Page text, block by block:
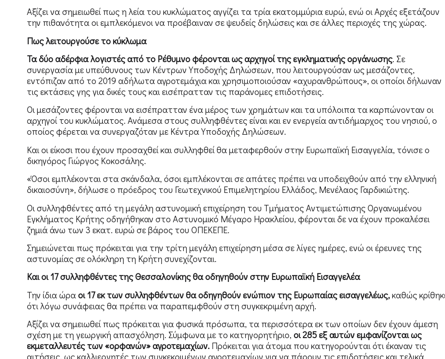
Αξίζει να σημειωθεί πως η λεία του κυκλώματος αγγίζει τα τρία εκατομμύρια ευρώ, ενώ οι Αρχές εξετάζουν
την πιθανότητα οι εμπλεκόμενοι να προέβαιναν σε ψευδείς δηλώσεις και σε άλλες περιοχές της χώρας.
Πως λειτουργούσε το κύκλωμα
Τα δύο αδέρφια λογιστές από το Ρέθυμνο φέρονται ως αρχηγοί της εγκληματικής οργάνωσης. Σε
συνεργασία με υπεύθυνους των Κέντρων Υποδοχής Δηλώσεων, που λειτουργούσαν ως μεσάζοντες,
εντόπιζαν από το 2019 αδήλωτα αγροτεμάχια και χρησιμοποιούσαν «αχυρανθρώπους», οι οποίοι δήλωναν
τις εκτάσεις γης για δικές τους και εισέπρατταν τις παράνομες επιδοτήσεις.
Οι μεσάζοντες φέρονται να εισέπρατταν ένα μέρος των χρημάτων και τα υπόλοιπα τα καρπώνονταν οι
αρχηγοί του κυκλώματος. Ανάμεσα στους συλληφθέντες είναι και εν ενεργεία αντιδήμαρχος του νησιού, ο
οποίος φέρεται να συνεργαζόταν με Κέντρα Υποδοχής Δηλώσεων.
Και οι είκοσι που έχουν προσαχθεί και συλληφθεί θα μεταφερθούν στην Ευρωπαϊκή Εισαγγελία, τόνισε ο
δικηγόρος Γιώργος Κοκοσάλης.
«Όσοι εμπλέκονται στα σκάνδαλα, όσοι εμπλέκονται σε απάτες πρέπει να υποδειχθούν από την ελληνική
δικαιοσύνη», δήλωσε ο πρόεδρος του Γεωτεχνικού Επιμελητηρίου Ελλάδος, Μενέλαος Γαρδικιώτης.
Οι συλληφθέντες από τη μεγάλη αστυνομική επιχείρηση του Τμήματος Αντιμετώπισης Οργανωμένου
Εγκλήματος Κρήτης οδηγήθηκαν στο Αστυνομικό Μέγαρο Ηρακλείου, φέρονται δε να έχουν προκαλέσει
ζημιά άνω των 3 εκατ. ευρώ σε βάρος του ΟΠΕΚΕΠΕ.
Σημειώνεται πως πρόκειται για την τρίτη μεγάλη επιχείρηση μέσα σε λίγες ημέρες, ενώ οι έρευνες της
αστυνομίας σε ολόκληρη τη Κρήτη συνεχίζονται.
Και οι 17 συλληφθέντες της Θεσσαλονίκης θα οδηγηθούν στην Ευρωπαϊκή Εισαγγελέα
Την ίδια ώραοι 17 εκ των συλληφθέντων θα οδηγηθούν ενώπιον της Ευρωπαίας εισαγγελέως,καθώς
ότι λόγω συνάφειας θα πρέπει να παραπεμφθούν στη συγκεκριμένη αρχή.
Αξίζει να σημειωθεί πως πρόκειται για φυσικά πρόσωπα, τα περισσότερα εκ των οποίων δεν έχουν άμεση
σχέση με τη γεωργική απασχόληση. Σύμφωνα με το κατηγορητήριο, οι 285 εξ αυτών εμφανίζονται ως
εκμεταλλευτές των «ορφανών» αγροτεμαχίων.Πρόκειται για άτομα που κατηγορούνται ότι έκαναν τις
αιτήσεις, ως καλλιεργητές των συγκεκριμένων αγροτεμαχίων για να πάρουν τις επιδοτήσεις και τελικά